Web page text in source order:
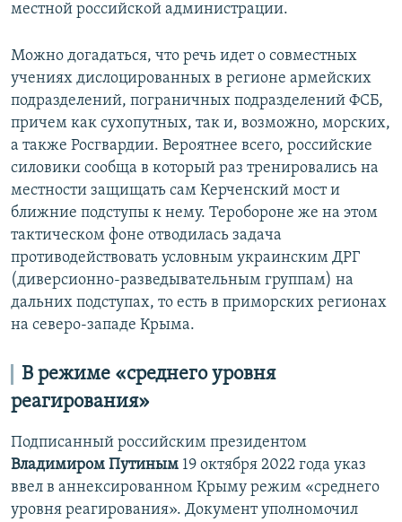
местной российской администрации.
Можно догадаться, что речь идет о совместных
учениях дислоцированных в регионе армейских
подразделений, пограничных подразделений ФСБ,
причем как сухопутных, так и, возможно, морских,
а также Росгвардии. Вероятнее всего, российские
силовики сообща в который раз тренировались на
местности защищать сам Керченский мост и
ближние подступы к нему. Теробороне же на этом
тактическом фоне отводилась задача
противодействовать условным украинским ДРГ
(диверсионно-разведывательным группам) на
дальних подступах, то есть в приморских регионах
на северо-западе Крыма.
В режиме «среднего уровня
реагирования»
Подписанный российским президентом
Владимиром Путиным 19 октября 2022 года указ
ввел в аннексированном Крыму режим «среднего
уровня реагирования». Документ уполномочил